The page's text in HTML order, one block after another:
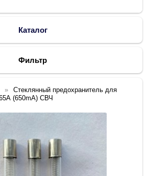
Каталог
Фильтр
Стеклянный предохранитель для
(650mA) СВЧ